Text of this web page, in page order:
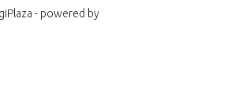
- powered by